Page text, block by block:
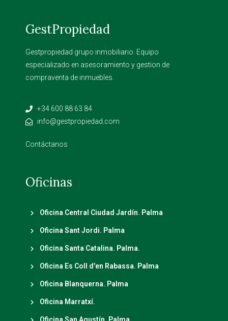
GestPropiedad
Gestpropiedad grupo inmobiliario. Equipo
especializado en asesoramiento y gestion de
compraventa de inmuebles.
+34 600 88 63 84
info@gestpropiedad.com
Contáctanos
Oficinas
Oficina Central Ciudad Jardín. Palma
Oficina Sant Jordi. Palma
Oficina Santa Catalina. Palma.
Oficina Es Coll d'en Rabassa. Palma
Oficina Blanquerna. Palma
Oficina Marratxí.